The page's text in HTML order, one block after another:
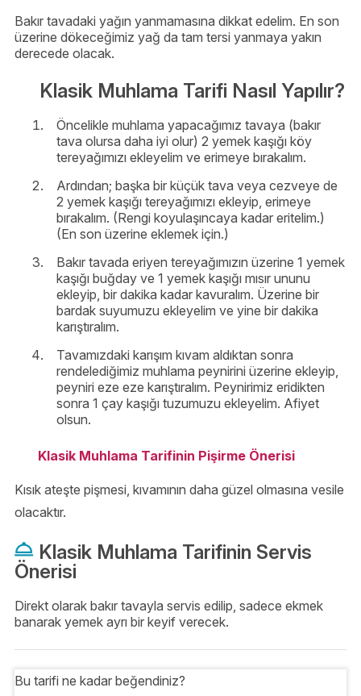
Bakır tavadaki yağın yanmamasına dikkat edelim. En son
üzerine dökeceğimiz yağ da tam tersi yanmaya yakın
derecede olacak.
Klasik Muhlama Tarifi Nasıl Yapılır?
Öncelikle muhlama yapacağımız tavaya (bakır
tava olursa daha iyi olur) 2 yemek kaşığı köy
tereyağımızı ekleyelim ve erimeye bırakalım.
Ardından; başka bir küçük tava veya cezveye de
2 yemek kaşığı tereyağımızı ekleyip, erimeye
bırakalım. (Rengi koyulaşıncaya kadar eritelim.)
(En son üzerine eklemek için.)
Bakır tavada eriyen tereyağımızın üzerine 1 yemek
kaşığı buğday ve 1 yemek kaşığı mısır ununu
ekleyip, bir dakika kadar kavuralım. Üzerine bir
bardak suyumuzu ekleyelim ve yine bir dakika
karıştıralım.
Tavamızdaki karışım kıvam aldıktan sonra
rendelediğimiz muhlama peynirini üzerine ekleyip,
peyniri eze eze karıştıralım. Peynirimiz eridikten
sonra 1 çay kaşığı tuzumuzu ekleyelim. Afiyet
olsun.
Klasik Muhlama Tarifinin Pişirme Önerisi
Kısık ateşte pişmesi, kıvamının daha güzel olmasına vesile
olacaktır.
Klasik Muhlama Tarifinin Servis
Önerisi
Direkt olarak bakır tavayla servis edilip, sadece ekmek
banarak yemek ayrı bir keyif verecek.
Bu tarifi ne kadar beğendiniz?